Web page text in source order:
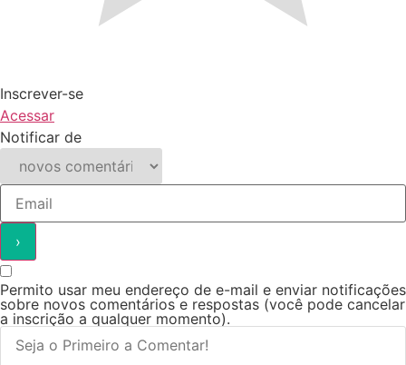
Inscrever-se
Acessar
Notificar de
Permito usar meu endereço de e-mail e enviar notificações
sobre novos comentários e respostas (você pode cancelar
a inscrição a qualquer momento).